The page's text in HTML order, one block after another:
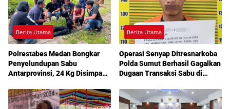
Berita Utama
Polrestabes Medan Bongkar
Penyelundupan Sabu
Antarprovinsi, 24 Kg Disimpan
Berita Utama
Operasi Senyap Ditresnarkoba
Polda Sumut Berhasil Gagalkan
Dugaan Transaksi Sabu di